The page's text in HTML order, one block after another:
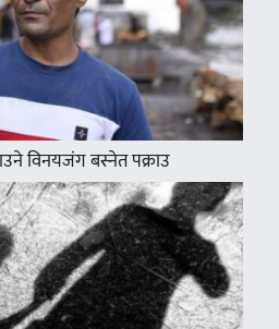
विनयजंग बस्नेत पक्राउ